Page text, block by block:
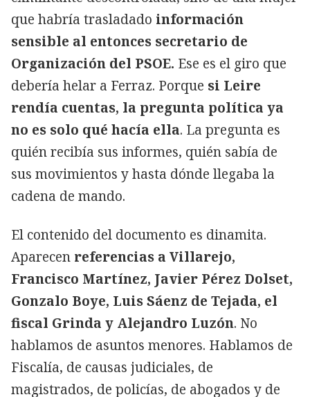
que habría trasladado información
sensible al entonces secretario de
Organización del PSOE. Ese es el giro que
debería helar a Ferraz. Porque si Leire
rendía cuentas, la pregunta política ya
no es solo qué hacía ella. La pregunta es
quién recibía sus informes, quién sabía de
sus movimientos y hasta dónde llegaba la
cadena de mando.
El contenido del documento es dinamita.
Aparecen referencias a Villarejo,
Francisco Martínez, Javier Pérez Dolset,
Gonzalo Boye, Luis Sáenz de Tejada, el
fiscal Grinda y Alejandro Luzón. No
hablamos de asuntos menores. Hablamos de
Fiscalía, de causas judiciales, de
magistrados, de policías, de abogados y de